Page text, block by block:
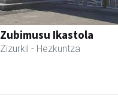
Zubimusu Ikastola
Zizurkil - Hezkuntza